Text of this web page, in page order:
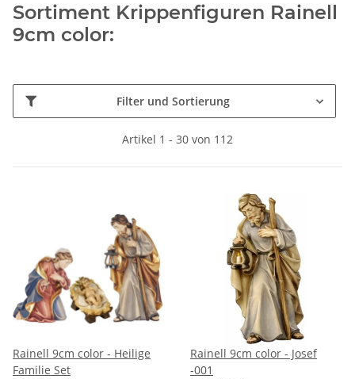
Sortiment Krippenfiguren Rainell
9cm color:
Filter und Sortierung
Artikel 1 - 30 von 112
Rainell 9cm color - Heilige
Familie Set
Rainell 9cm color - Josef
-001